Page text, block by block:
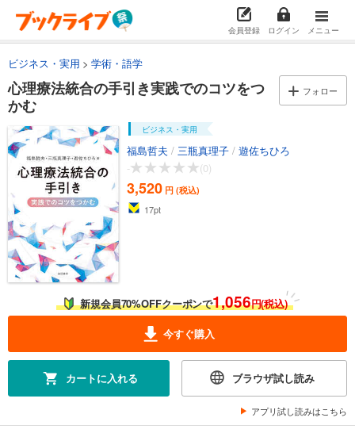
会員登録 ログイン メニュー
ビジネス・実用 学術・語学
心理療法統合の手引き実践でのコツをつ
かむ
フォロー
ビジネス・実用
福島哲夫 / 三瓶真理子 / 遊佐ちひろ
-
(0)
3,520 円 (税込)
17pt
新規会員70%OFFクーポンで1,056円(税込)
今すぐ購入
カートに入れる ブラウザ試し読み
アプリ試し読みはこちら